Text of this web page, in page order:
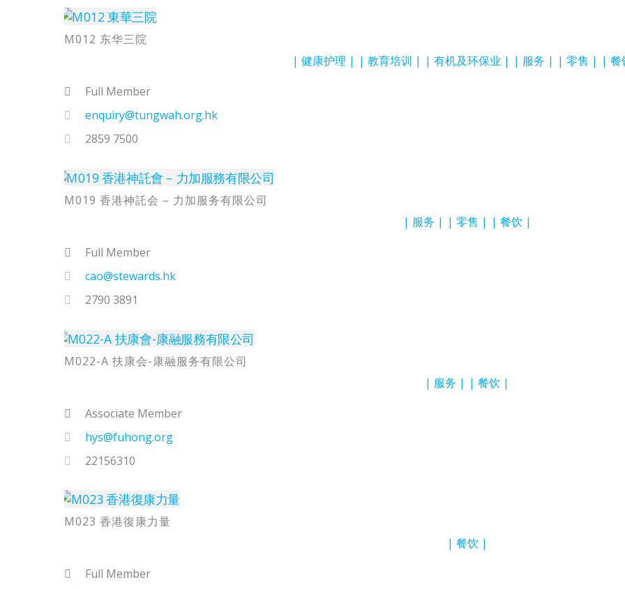
M012 东华三院
健康护理
教育培训 有机及环保业 服务 零售
餐
Full Member
enquiry@tungwah.org.hk
2859 7500
M019 香港神託会 – 力加服务有限公司
服务
零售
餐饮
Full Member
cao@stewards.hk
2790 3891
M022-A 扶康会-康融服务有限公司
服务
餐饮
Associate Member
hys@fuhong.org
22156310
M023 香港復康力量
餐饮
Full Member